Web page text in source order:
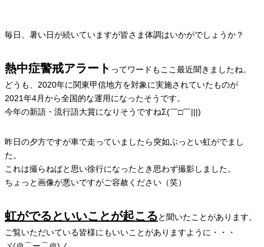
毎日、暑い日が続いていますが皆さま体調はいかがでしょうか？
熱中症警戒アラート ってワードもここ最近聞きましたね。
どうも、2020年に関東甲信地方を対象に実施されていたものが
2021年4月から全国的な運用になったそうです。
今年の新語・流行語大賞になりそうですねΣ(￣□￣|||)
昨日の夕方ですが車で走っていましたら突如ぶっとい虹がでまし
た。
これは撮らねばと思い徐行になったとき思わず撮影しました。
ちょっと画像が悪いですがご容赦ください（笑）
虹がでるといいことが起こると聞いたことがあります。
ご覧いただいている皆様にもいいことがありますように・・・